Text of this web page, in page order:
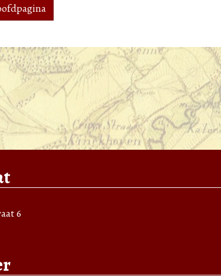
6